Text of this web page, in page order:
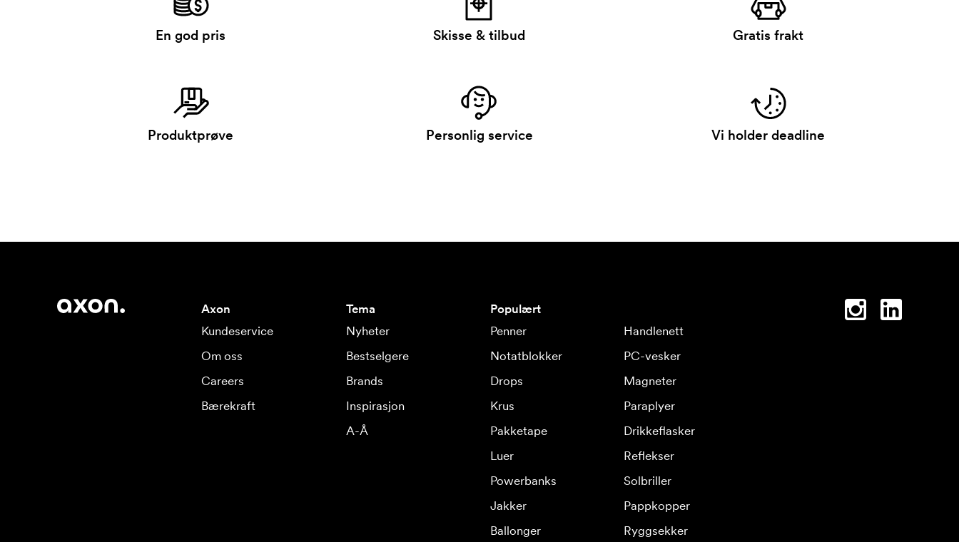
En god pris Skisse & tilbud Gratis frakt
Produktprøve Personlig service Vi holder deadline
Axon
Kundeservice
Om oss
Careers
Bærekraft
Tema
Nyheter
Bestselgere
Brands
Inspirasjon
A-Å
Populært
Penner
Handlenett
Notatblokker
PC-vesker
Drops
Magneter
Krus
Paraplyer
Pakketape
Drikkeflasker
Luer
Reflekser
Powerbanks
Solbriller
Jakker
Pappkopper
Ballonger
Ryggsekker